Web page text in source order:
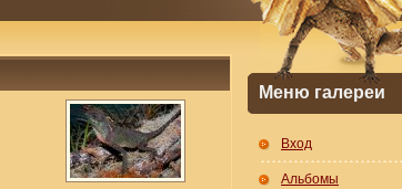
Меню галереи
Вход
Альбомы